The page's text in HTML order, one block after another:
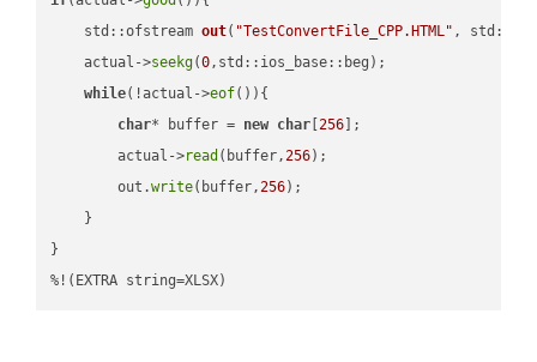
std::ofstream out( "TestConvertFile_CPP.HTML" ,
    actual->
seekg(0,std::ios_base::beg);
while(!actual->eof()){
char* buffer = new char [256 ];
        actual->
read (buffer,256);
        out.
write(buffer,256);
    }
}
%!(EXTRA string=XLSX)